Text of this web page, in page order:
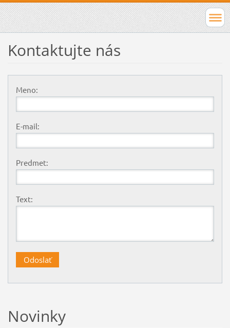
Kontaktujte nás
Meno:
E-mail:
Predmet:
Text:
Novinky